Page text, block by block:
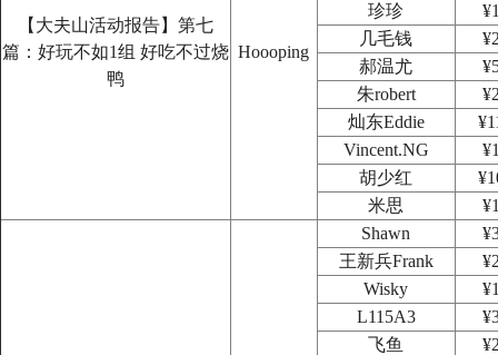
【大夫山活动报告】第七
篇：好玩不如1组 好吃不过烧
鸭
Hoooping
珍珍
几毛钱
郝温尤
朱robert
灿东Eddie
Vincent.NG
胡少红
米思
Shawn
王新兵Frank
Wisky
L115A3
飞鱼